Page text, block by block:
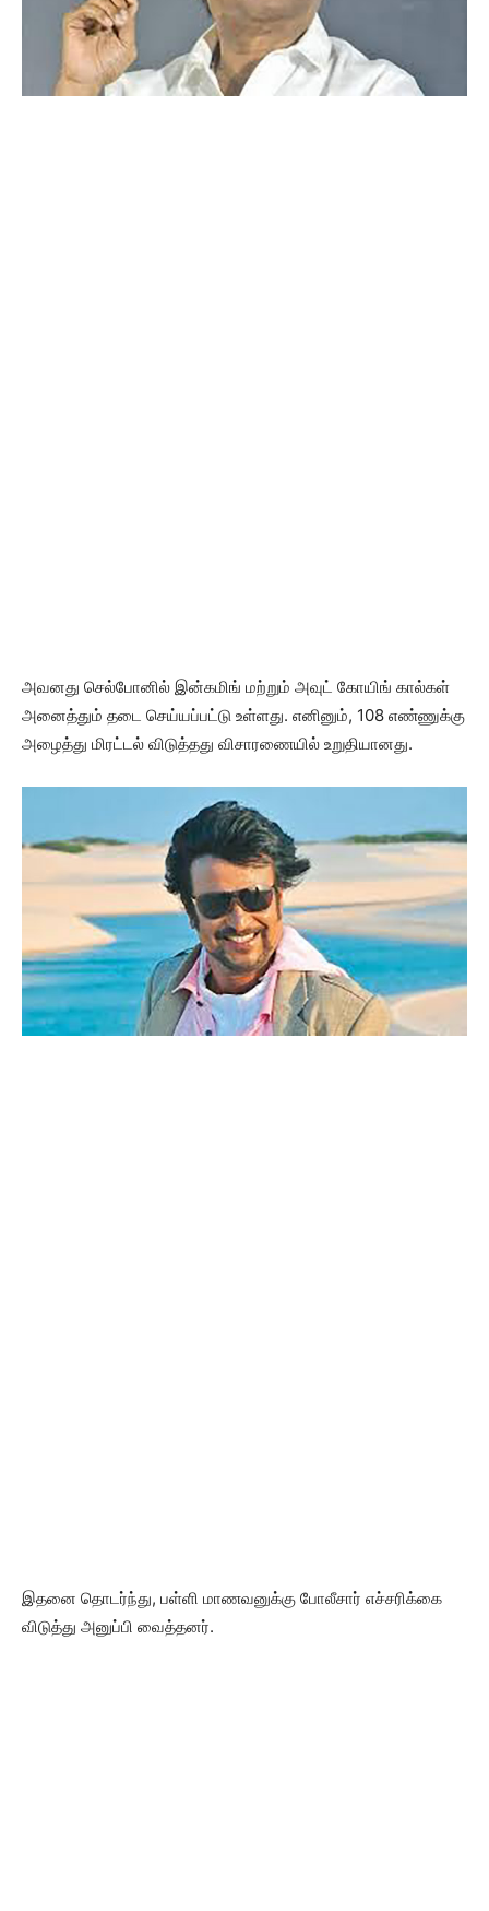
அவனது செல்போனில் இன்கமிங் மற்றும் அவுட் கோயிங் கால்கள்
அனைத்தும் தடை செய்யப்பட்டு உள்ளது. எனினும், 108 எண்ணுக்கு
அழைத்து மிரட்டல் விடுத்தது விசாரணையில் உறுதியானது.
இதனை தொடர்ந்து, பள்ளி மாணவனுக்கு போலீசார் எச்சரிக்கை
விடுத்து அனுப்பி வைத்தனர்.